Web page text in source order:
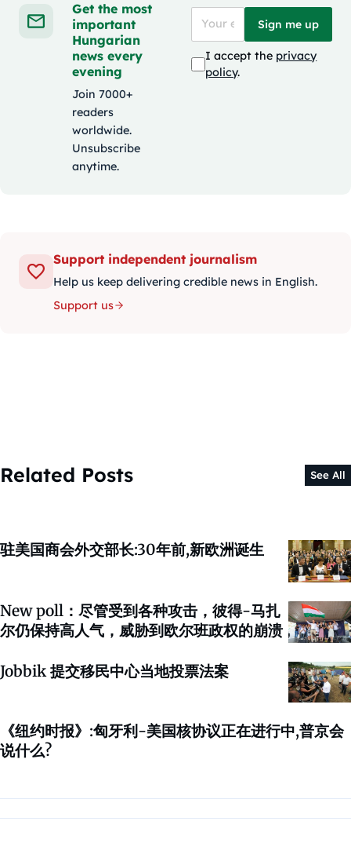
Get the most
important
Hungarian
news every
evening
Join 7000+
readers
worldwide.
Unsubscribe
anytime.
Sign me up
I accept the privacy
policy.
Support independent journalism
Help us keep delivering credible news in English.
Support us
Related Posts See All
驻美国商会外交部长:30年前,新欧洲诞生
New poll：尽管受到各种攻击，彼得-马扎
尔仍保持高人气，威胁到欧尔班政权的崩溃
Jobbik 提交移民中心当地投票法案
《纽约时报》:匈牙利-美国核协议正在进行中,普京会
说什么?